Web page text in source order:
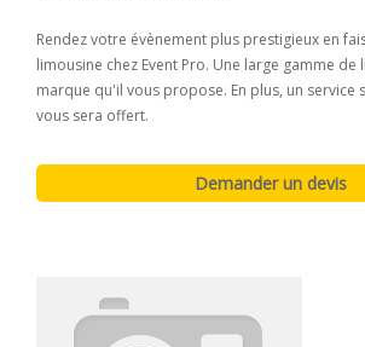
Rendez votre évènement plus prestigieux en
limousine chez Event Pro. Une large gamme de
marque qu'il vous propose. En plus, un service
vous sera offert.